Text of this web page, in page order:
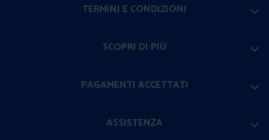
TERMINI E CONDIZIONI
SCOPRI DI PIÙ
PAGAMENTI ACCETTATI
ASSISTENZA